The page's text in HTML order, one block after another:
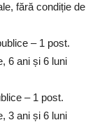
fără condiție de
– 1 post.
6 ani și 6 luni
– 1 post.
3 ani și 6 luni